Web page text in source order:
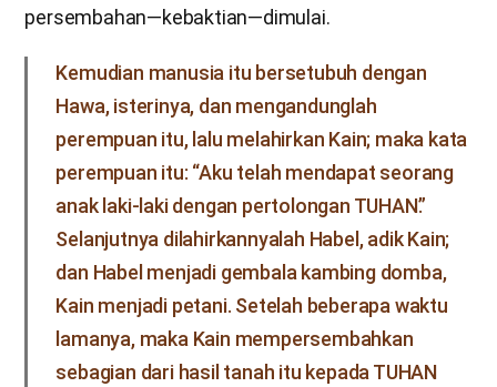
persembahan—kebaktian—dimulai.
Kemudian manusia itu bersetubuh dengan
Hawa, isterinya, dan mengandunglah
perempuan itu, lalu melahirkan Kain; maka kata
perempuan itu: “Aku telah mendapat seorang
anak laki-laki dengan pertolongan TUHAN.”
Selanjutnya dilahirkannyalah Habel, adik Kain;
dan Habel menjadi gembala kambing domba,
Kain menjadi petani. Setelah beberapa waktu
lamanya, maka Kain mempersembahkan
sebagian dari hasil tanah itu kepada TUHAN